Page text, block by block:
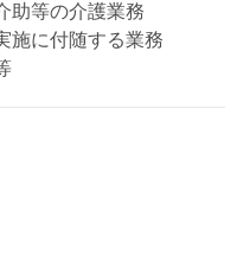
助等の介護業務
施に付随する業務